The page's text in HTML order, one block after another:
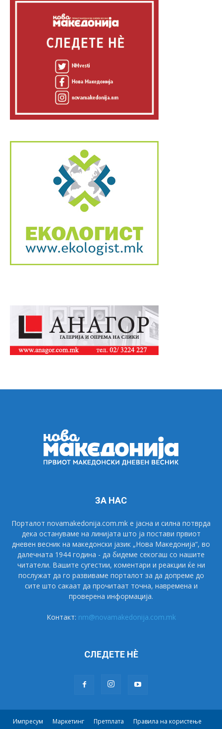
ЗА НАС
Порталот novamakedonija.com.mk е јасна и силна потврда
дека остануваме на линијата што ја постави првиот
дневен весник на македонски јазик „Нова Македонија“, во
далечната 1944 година - да бидеме секогаш со нашите
читатели. Вашите сугестии, коментари и реакции ќе ни
послужат да го развиваме порталот за да допреме до
сите што сакаат да прочитаат точна, навремена и
проверена информација.
Контакт: nm@novamakedonija.com.mk
СЛЕДЕТЕ НÈ
Импресум Маркетинг Претплата
Правила на користење